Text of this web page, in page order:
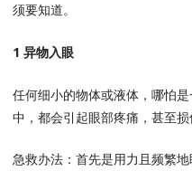
须要知道。
1 异物入眼
任何细小的物体或液体，哪怕
中，都会引起眼部疼痛，甚至损
急救办法：首先是用力且频繁